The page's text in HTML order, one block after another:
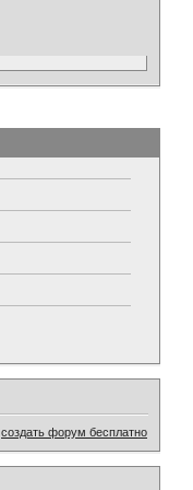
создать форум бесплатно